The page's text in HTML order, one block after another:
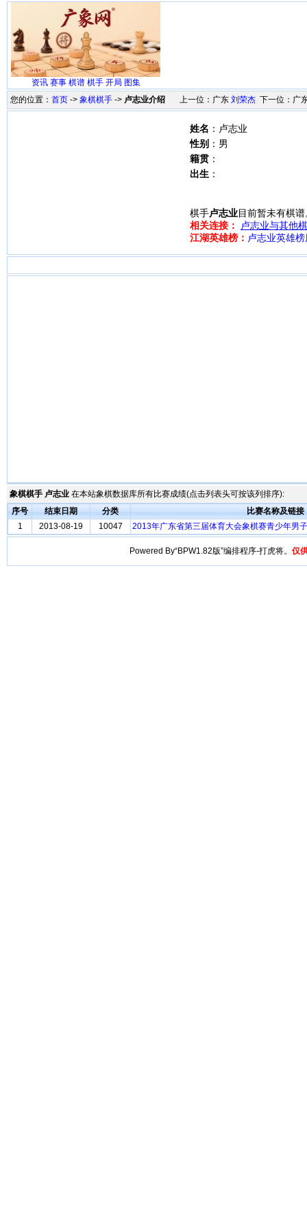
资讯 赛事 棋谱 棋手 开局 图集
您的位置： 首页 -> 象棋棋手 -> 卢志业介绍 上一位：广东 刘荣杰 下一位：广
姓名 ：卢志业
性别 ：男
籍贯 ：
出生 ：
棋手卢志业目前暂未有棋谱
相关连接：
卢志业与其他
江湖英雄榜： 卢志业英雄
象棋棋手 卢志业 在本站象棋数据库所有比赛成绩(点击列表头可按该列排序):
序号
结束日期 分类
比赛名称及链接
1
2013-08-19 10047 2013年广东省第三届体育大会象棋赛青少年男
Powered By“BPW1.82版”编排程序-打虎将。 仅